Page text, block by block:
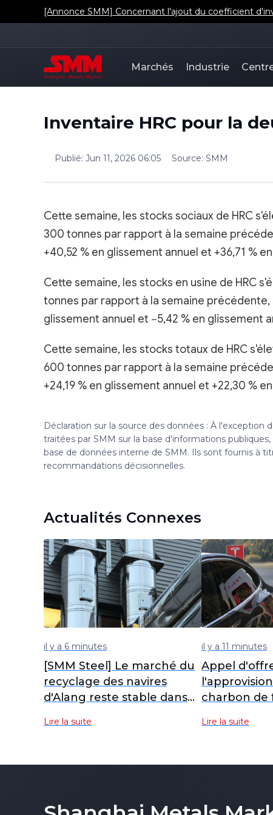
[Annonce SMM] Concernant l'ajout du coefficient
Marchés Industrie
Inventaire HRC pour la
Publié: Jun 11, 2026 06:05 Source: SMM
Cette semaine, les stocks sociaux de HRC
300 tonnes par rapport à la semaine
+40,52 % en glissement annuel et +36,71 %
Cette semaine, les stocks en usine de HRC
tonnes par rapport à la semaine précédente,
glissement annuel et −5,42 % en glissement
Cette semaine, les stocks totaux de HRC
600 tonnes par rapport à la semaine
+24,19 % en glissement annuel et +22,30 %
Déclaration sur la source des données : À
traitées par SMM sur la base d'informations
base de données interne de SMM. Ils sont fournis à
recommandations décisionnelles.
Actualités Connexes
il y a 6 minutes
[SMM Steel] Le marché du
recyclage des navires
d'Alang reste stable dans
demande.
Lire la suite
il y a 11 minutes
Appel
charbon de
Gansu pour
Lire la suite